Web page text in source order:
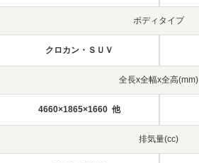
ボディタイプ
クロカン・ＳＵＶ
全長x全幅x全高(mm)
4660×1865×1660 他
排気量(cc)